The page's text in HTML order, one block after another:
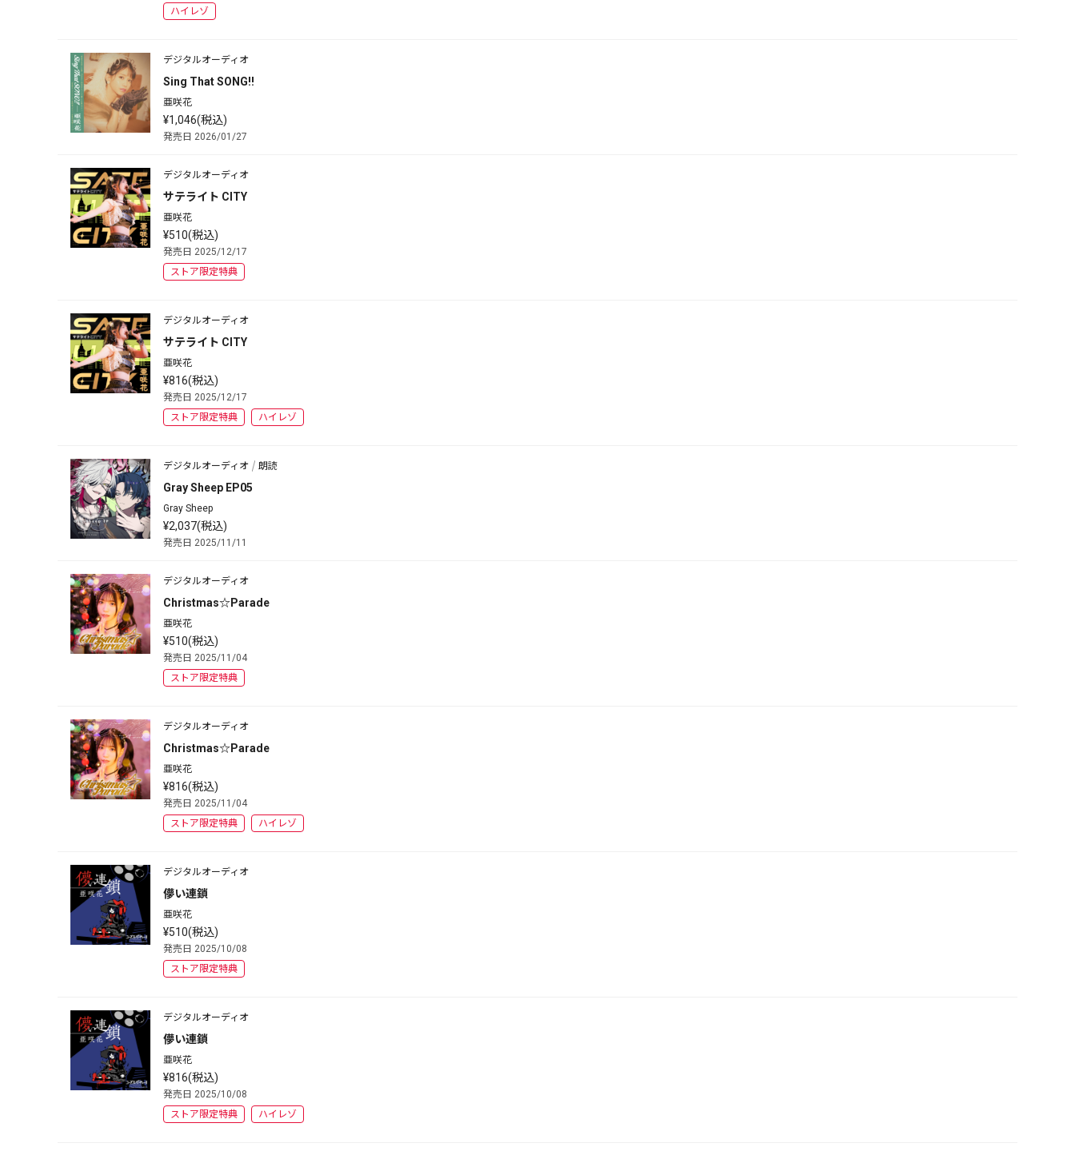
ハイレゾ
デジタルオーディオ
Sing That SONG!!
亜咲花
¥1,046(税込)
発売日 2026/01/27
デジタルオーディオ
サテライト CITY
亜咲花
¥510(税込)
発売日 2025/12/17
ストア限定特典
デジタルオーディオ
サテライト CITY
亜咲花
¥816(税込)
発売日 2025/12/17
ストア限定特典
ハイレゾ
デジタルオーディオ 朗読
Gray Sheep EP05
Gray Sheep
¥2,037(税込)
発売日 2025/11/11
デジタルオーディオ
Christmas☆Parade
亜咲花
¥510(税込)
発売日 2025/11/04
ストア限定特典
デジタルオーディオ
Christmas☆Parade
亜咲花
¥816(税込)
発売日 2025/11/04
ストア限定特典
ハイレゾ
デジタルオーディオ
儚い連鎖
亜咲花
¥510(税込)
発売日 2025/10/08
ストア限定特典
デジタルオーディオ
儚い連鎖
亜咲花
¥816(税込)
発売日 2025/10/08
ストア限定特典
ハイレゾ